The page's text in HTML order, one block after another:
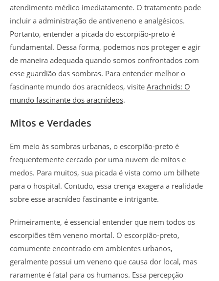
atendimento médico imediatamente. O tratamento pode
incluir a administração de antiveneno e analgésicos.
Portanto, entender a picada do escorpião-preto é
fundamental. Dessa forma, podemos nos proteger e agir
de maneira adequada quando somos confrontados com
esse guardião das sombras. Para entender melhor o
fascinante mundo dos aracnídeos, visite Arachnids: O
mundo fascinante dos aracnídeos.
Mitos e Verdades
Em meio às sombras urbanas, o escorpião-preto é
frequentemente cercado por uma nuvem de mitos e
medos. Para muitos, sua picada é vista como um bilhete
para o hospital. Contudo, essa crença exagera a realidade
sobre esse aracnídeo fascinante e intrigante.
Primeiramente, é essencial entender que nem todos os
escorpiões têm veneno mortal. O escorpião-preto,
comumente encontrado em ambientes urbanos,
geralmente possui um veneno que causa dor local, mas
raramente é fatal para os humanos. Essa percepção